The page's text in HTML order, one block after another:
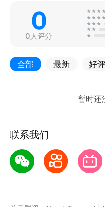
0
0人评分
全部 最新 好评
联系我们